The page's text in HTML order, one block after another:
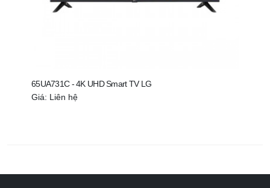
65UA731C - 4K UHD Smart TV LG
Giá: Liên hệ